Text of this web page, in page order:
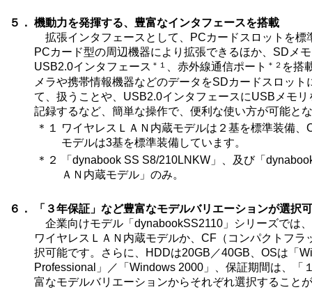
５． 機動力を発揮する、豊富なインタフェースを搭載
拡張インタフェースとして、PCカードスロットを標
PCカード型の周辺機器により拡張できるほか、SDメ
USB2.0インタフェース ＊１ 、赤外線通信ポート ＊２ を搭
メラや携帯情報機器などのデータをSDカードスロット
て、扱うことや、USB2.0インタフェースにUSBメモ
記録するなど、簡単な操作で、便利な使い方が可能と
＊１
ワイヤレスＬＡＮ内蔵モデルは２基を標準装備、
モデルは3基を標準装備しています。
＊２
「dynabook SS S8/210LNKW」、及び「
ＡＮ内蔵モデル」のみ。
６．
「３年保証」など豊富なモデルバリエーションが選択
企業向けモデル「dynabookSS2110」シリーズでは
ワイヤレスＬＡＮ内蔵モデルか、CF（コンパクトフラ
択可能です。さらに、HDDは20GB／40GB、OSは「
Professional」／「Windows 2000」、保証期間は、「
富なモデルバリエーションからそれぞれ選択すること